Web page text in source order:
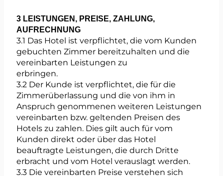
3 LEISTUNGEN, PREISE, ZAHLUNG,
AUFRECHNUNG
3.1 Das Hotel ist verpflichtet, die vom Kunden
gebuchten Zimmer bereitzuhalten und die
vereinbarten Leistungen zu
erbringen.
3.2 Der Kunde ist verpflichtet, die für die
Zimmerüberlassung und die von ihm in
Anspruch genommenen weiteren Leistungen
vereinbarten bzw. geltenden Preisen des
Hotels zu zahlen. Dies gilt auch für vom
Kunden direkt oder über das Hotel
beauftragte Leistungen, die durch Dritte
erbracht und vom Hotel verauslagt werden.
3.3 Die vereinbarten Preise verstehen sich